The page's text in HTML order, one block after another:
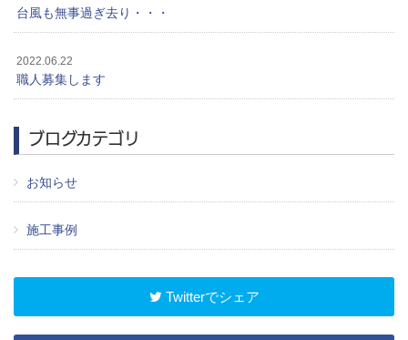
台風も無事過ぎ去り・・・
2022.06.22
職人募集します
ブログカテゴリ
お知らせ
施工事例
Twitterでシェア